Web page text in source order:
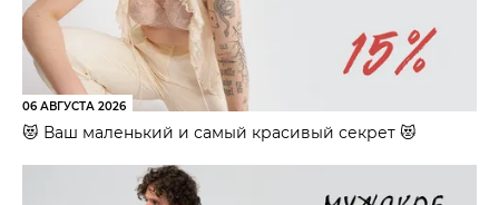
06 АВГУСТА 2026
😻 Ваш маленький и самый красивый секрет 😻